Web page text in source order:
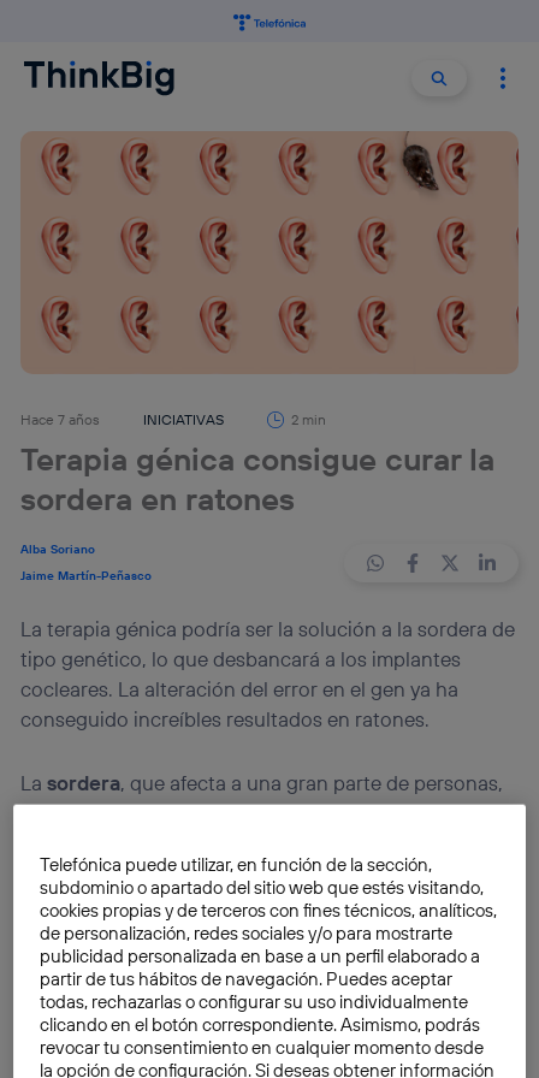
Buscar
Hace 7 años INICIATIVAS 2 min
Terapia génica consigue curar la
sordera en ratones
Alba Soriano
Jaime Martín-Peñasco
La terapia génica podría ser la solución a la sordera de
tipo genético, lo que desbancará a los implantes
cocleares. La alteración del error en el gen ya ha
conseguido increíbles resultados en ratones.
Lasordera, que afecta a una gran parte de personas,
es ocasionada por sucódigo genético. Para tratar a
más utilizado son losimplantes cocleares. Ahora los
investigadores se preguntan si sería posible aplicar
tratamientos génicosque tratasen lasorderadesde
un punto de vista completamente diferente,sin
necesidad de implantes.
Lostratamientos génicostratan de corregir errores
Telefónica puede utilizar, en función de la sección,
subdominio o apartado del sitio web que estés visitando,
cookies propias y de terceros con fines técnicos, analíticos,
de personalización, redes sociales y/o para mostrarte
publicidad personalizada en base a un perfil elaborado a
partir de tus hábitos de navegación. Puedes aceptar
todas, rechazarlas o configurar su uso individualmente
clicando en el botón correspondiente. Asimismo, podrás
revocar tu consentimiento en cualquier momento desde
la opción de configuración. Si deseas obtener información